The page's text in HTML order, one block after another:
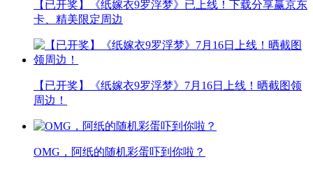
【已开奖】《纸嫁衣9罗浮梦》已上线！下载分享赢京东
卡、精美限定周边
【已开奖】《纸嫁衣9罗浮梦》7月16日上线！晒截图领
周边！
OMG，阿纸的随机彩蛋吓到你啦？